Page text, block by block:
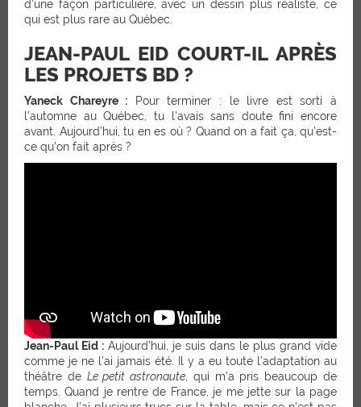
d’une façon particulière, avec un dessin plus réaliste, ce
qui est plus rare au Québec.
JEAN-PAUL EID COURT-IL APRÈS
LES PROJETS BD ?
Yaneck Chareyre : Pour terminer : le livre est sorti à
l’automne au Québec, tu l’avais sans doute fini encore
avant. Aujourd’hui, tu en es où ? Quand on a fait ça, qu’est-
ce qu’on fait après ?
Jean-Paul Eid : Aujourd’hui, je suis dans le plus grand vide
comme je ne l’ai jamais été. Il y a eu toute l’adaptation au
théâtre de Le petit astronaute , qui m’a pris beaucoup de
temps. Quand je rentre de France, je me jette sur la page